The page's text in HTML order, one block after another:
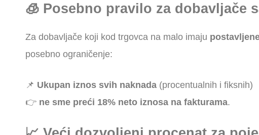
🧊 Posebno pravilo za dobavljače
Za dobavljače koji kod trgovca na malo imaju
posebno ograničenje:
📌 Ukupan iznos svih naknada (procentualnih i fiksnih)
👉 ne sme preći 18% neto iznosa na fakturama.